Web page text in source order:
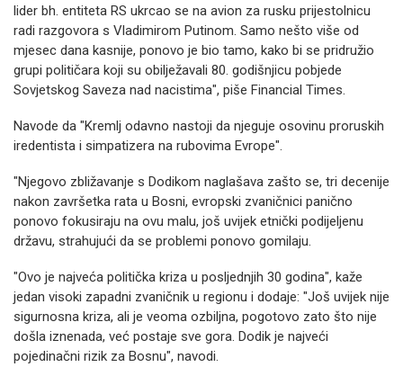
lider bh. entiteta RS ukrcao se na avion za rusku prijestolnicu
radi razgovora s Vladimirom Putinom. Samo nešto više od
mjesec dana kasnije, ponovo je bio tamo, kako bi se pridružio
grupi političara koji su obilježavali 80. godišnjicu pobjede
Sovjetskog Saveza nad nacistima", piše Financial Times.
Navode da "Kremlj odavno nastoji da njeguje osovinu proruskih
iredentista i simpatizera na rubovima Evrope".
"Njegovo zbližavanje s Dodikom naglašava zašto se, tri decenije
nakon završetka rata u Bosni, evropski zvaničnici panično
ponovo fokusiraju na ovu malu, još uvijek etnički podijeljenu
državu, strahujući da se problemi ponovo gomilaju.
"Ovo je najveća politička kriza u posljednjih 30 godina", kaže
jedan visoki zapadni zvaničnik u regionu i dodaje: "Još uvijek nije
sigurnosna kriza, ali je veoma ozbiljna, pogotovo zato što nije
došla iznenada, već postaje sve gora. Dodik je najveći
pojedinačni rizik za Bosnu", navodi.